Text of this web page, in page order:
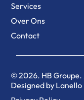
Services
Over Ons
Contact
© 2026. HB
Designed by Lanello